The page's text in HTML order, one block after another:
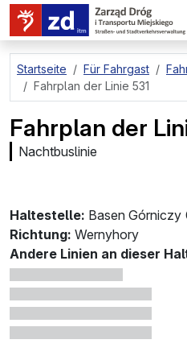
zum Hauptinhalt springen
Startseite Für Fahrgast
Fahrplan der Linie 531
Fahrplan der
Nachtbuslinie
Haltestelle: Basen Górniczy
Richtung: Wernyhory
Andere Linien an dieser